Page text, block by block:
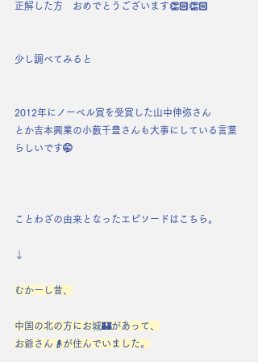
正解した方　おめでとうございます👏🏻👏🏻
少し調べてみると
2012年にノーベル賞を受賞した山中伸弥さん
とか吉本興業の小藪千豊さんも大事にしている言葉
らしいです🤭
ことわざの由来となったエピソードはこちら。
↓
むかーし昔、
中国の北の方にお城🏰があって、
お爺さん👴が住んでいました。